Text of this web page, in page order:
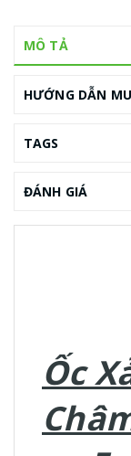
MÔ TẢ
HƯỚNG DẪN
TAGS
ĐÁNH GIÁ
Ốc